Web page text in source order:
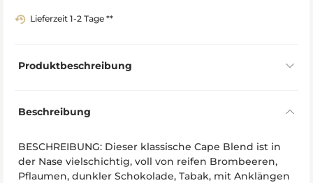
Lieferzeit 1-2 Tage **
Produktbeschreibung
Beschreibung
BESCHREIBUNG: Dieser klassische Cape Blend ist in
der Nase vielschichtig, voll von reifen Brombeeren,
Pflaumen, dunkler Schokolade, Tabak, mit Anklängen